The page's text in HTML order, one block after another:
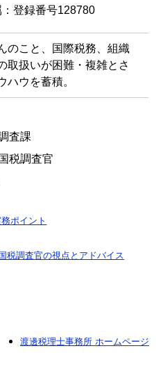
：登録番号128780
のこと、国際税務、組織
取扱いが困難・複雑とさ
ハウを蓄積。
査課
税調査官
ポイント
税調査官の視点とアドバイス
渡邊税理士事務所 ホームページ